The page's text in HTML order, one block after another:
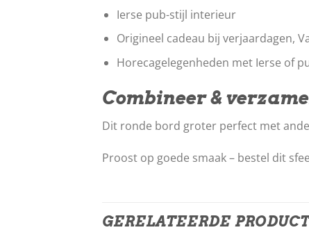
Ierse pub-stijl interieur
Origineel cadeau bij verjaardagen,
Horecagelegenheden met Ierse of
Combineer &
Dit ronde bord groter perfect met
Proost op goede smaak – bestel dit
GERELATEERDE